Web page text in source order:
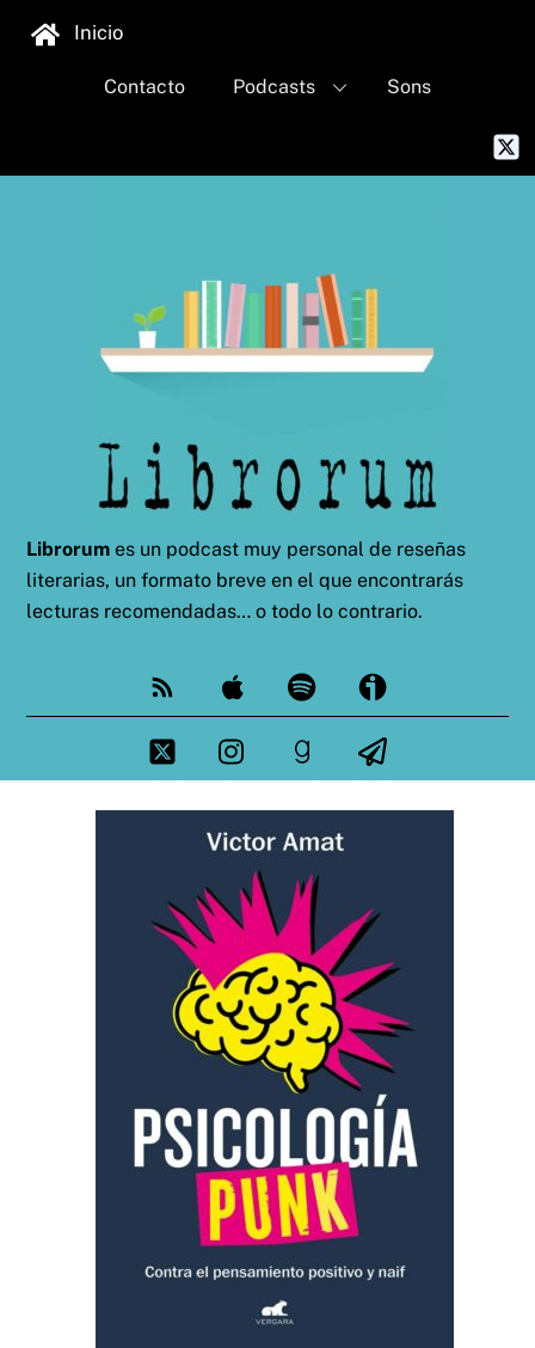
Inicio
Contacto Podcasts Sons
Librorum es un podcast muy personal de reseñas
literarias, un formato breve en el que encontrarás
lecturas recomendadas… o todo lo contrario.
Feed Apple Spotify Ivoox
Twitter InstagramgoodreadsTelegram